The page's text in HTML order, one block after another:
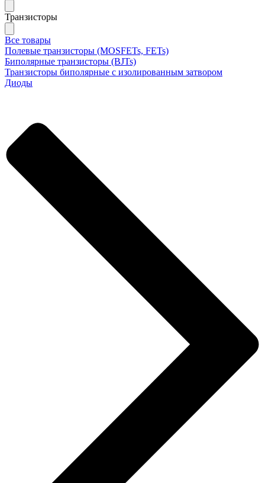
Транзисторы
Все товары
Полевые транзисторы (MOSFETs, FETs)
Биполярные транзисторы (BJTs)
Транзисторы биполярные с изолированным затвором
Диоды